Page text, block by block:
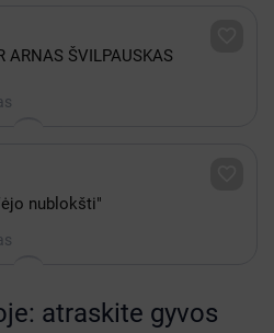
ARNAS ŠVILPAUSKAS
nublokšti"
atraskite gyvos